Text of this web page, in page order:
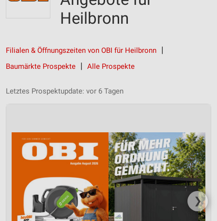
Heilbronn
Filialen & Öffnungszeiten von OBI für Heilbronn
Baumärkte Prospekte
Alle Prospekte
Letztes Prospektupdate: vor 6 Tagen
❯